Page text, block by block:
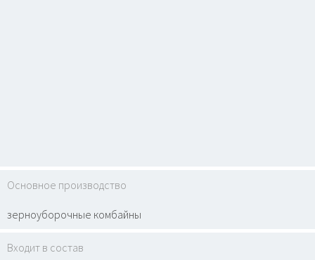
Основное производство
зерноуборочные комбайны
Входит в состав